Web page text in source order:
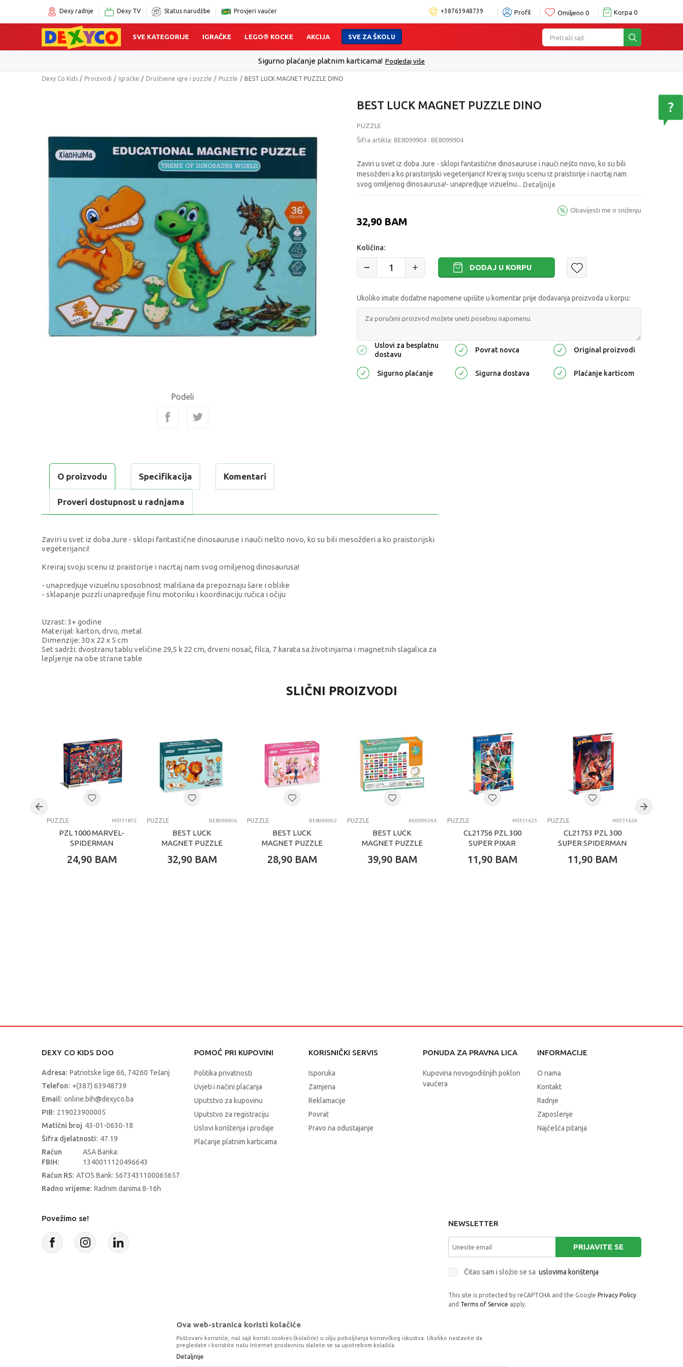
Dexy radnje Dexy TV Status narudžbe Provjeri vaučer +38763948739 Profil Omiljeno 0 Korpa 0
Pretraži sajt
SVE KATEGORIJE IGRAČKE LEGO® KOCKE AKCIJA SVE ZA ŠKOLU
Sigurno plaćanje platnim karticama! Pogledaj više
Dexy Co Kids Proizvodi Igračke Društvene igre i puzzle Puzzle BEST LUCK MAGNET PUZZLE DINO
Podeli
BEST LUCK MAGNET PUZZLE DINO
PUZZLE
Šifra artikla: BE8099904 : BE8099904
Zaviri u svet iz doba Jure - sklopi fantastične dinosauruse i nauči nešto novo, ko su bili
mesožderi a ko praistorijski vegeterijanci! Kreiraj svoju scenu iz praistorije i nacrtaj nam
svog omiljenog dinosaurusa!- unapredjuje vizuelnu... Detaljnije
32,90 BAM
Obavijesti me o sniženju
Količina:
DODAJ U KORPU
Ukoliko imate dodatne napomene upišite u komentar prije dodavanja proizvoda u korpu:
Uslovi za besplatnu
dostavu
Povrat novca Original proizvodi
Sigurno plaćanje Sigurna dostava Plaćanje karticom
O proizvodu Specifikacija Komentari
Proveri dostupnost u radnjama
Zaviri u svet iz doba Jure - sklopi fantastične dinosauruse i nauči nešto novo, ko su bili mesožderi a ko praistorijski
vegeterijanci!
Kreiraj svoju scenu iz praistorije i nacrtaj nam svog omiljenog dinosaurusa!
- unapredjuje vizuelnu sposobnost mališana da prepoznaju šare i oblike
- sklapanje puzzli unapredjuje finu motoriku i koordinaciju ručica i očiju
Uzrast: 3+ godine
Materijal: karton, drvo, metal
Dimenzije: 30 x 22 x 5 cm
Set sadrži: dvostranu tablu veličine 29,5 k 22 cm, drveni nosač, filca, 7 karata sa životinjama i magnetnih slagalica za
lepljenje na obe strane table
Puzzle
Pol Univerzalno
Uzrast 4-6 G
Brend
SLIČNI PROIZVODI
PUZZLE MST31872
PZL 1000 MARVEL-
SPIDERMAN
24,90 BAM
PUZZLE BE8099906
BEST LUCK
MAGNET PUZZLE
32,90 BAM
PUZZLE BE8099902
BEST LUCK
MAGNET PUZZLE
28,90 BAM
PUZZLE BE099924A
BEST LUCK
MAGNET PUZZLE
39,90 BAM
PUZZLE MST31625
CL21756 PZL 300
SUPER PIXAR
11,90 BAM
PUZZLE MST31624
CL21753 PZL 300
SUPER SPIDERMAN
11,90 BAM
DEXY CO KIDS DOO
Adresa: Patriotske lige 66, 74260 Tešanj
Telefon: +(387) 63948739
Email: online.bih@dexyco.ba
PIB: 219023900005
Matični broj 43-01-0630-18
Šifra djelatnosti: 47.19
Račun
FBIH:
ASA Banka:
1340011120496643
Račun RS: ATOS Bank: 5673431100065657
Radno vrijeme: Radnim danima 8-16h
POMOĆ PRI KUPOVINI
Politika privatnosti
Uvjeti i načini plaćanja
Uputstvo za kupovinu
Uputstvo za registraciju
Uslovi korištenja i prodaje
Plaćanje platnim karticama
KORISNIČKI SERVIS
Isporuka
Zamjena
Reklamacije
Povrat
Pravo na odustajanje
PONUDA ZA PRAVNA LICA
Kupovina novogodišnjih poklon
vaučera
INFORMACIJE
O nama
Kontakt
Radnje
Zaposlenje
Najčešća pitanja
Povežimo se!
NEWSLETTER
PRIJAVITE SE
Čitao sam i složio se sa uslovima korištenja
This site is protected by reCAPTCHA and the Google Privacy Policy
and Terms of Service apply.
Proizvode na sajtu nastojimo da opišemo što je preciznije moguće, ali ne možemo garantovati da su svi podaci i fotografije, navedeni u okrviru proizvoda, u
Ova web-stranica koristi kolačiće
Poštovani korisniče, naš sajt koristi cookies (kolačiće) u cilju poboljšanja korisničkog iskustva. Ukoliko nastavite da
pregledate i koristite našu Internet prodavnicu slažete se sa upotrebom kolačića.
Detaljnije